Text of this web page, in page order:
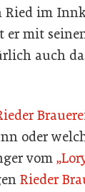
Ried im
mit
auch
oder
vom
Rieder